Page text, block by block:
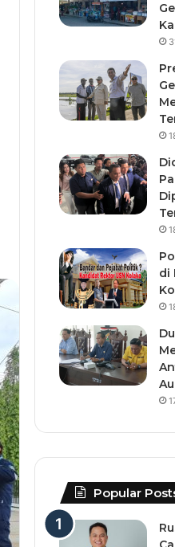
di
Popular